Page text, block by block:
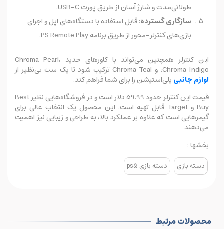
طولانی‌مدت و شارژ آسان از طریق پورت USB-C.
سازگاری گسترده: قابل استفاده با دستگاه‌های اپل و اجرای
بازی‌های کنترلر-محور از طریق برنامه PS Remote Play.
این کنترلر همچنین می‌تواند با کاورهای جدید Chroma Pearl،
Chroma Indigo، و Chroma Teal ترکیب شود تا یک ست بی‌نظیر از
لوازم جانبی پلی‌استیشن را برای شما فراهم کند.
قیمت این کنترلر حدود 59.99 دلار است و در فروشگاه‌هایی نظیر Best
Buy و Target قابل تهیه است. این محصول یک انتخاب عالی برای
گیمرهایی است که علاوه بر عملکرد بالا، به طراحی و زیبایی نیز اهمیت
می‌دهند
بخشها :
دسته بازی دسته بازی ps5
محصولات مرتبط